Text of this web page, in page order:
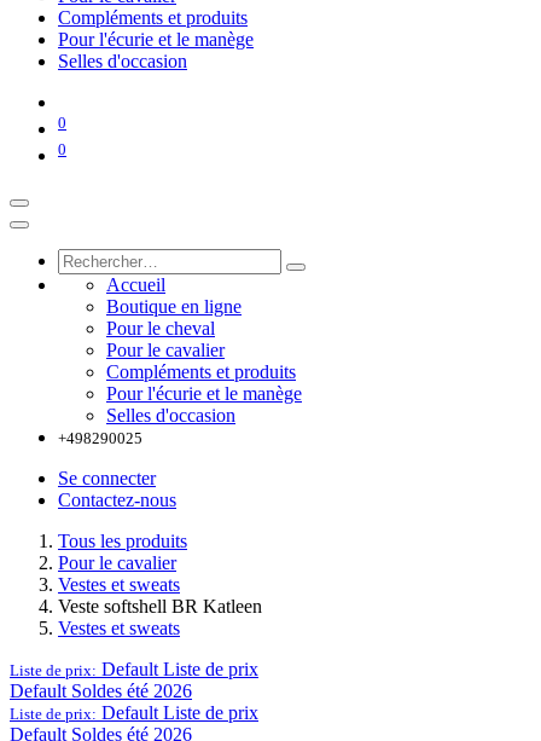
Compléments et produits
Pour l'écurie et le manège
Selles d'occasion
0
0
Accueil
Boutique en ligne
Pour le cheval
Pour le cavalier
Compléments et produits
Pour l'écurie et le manège
Selles d'occasion
+498290025
Se connecter
Contactez-nous
Tous les produits
Pour le cavalier
Vestes et sweats
Veste softshell BR Katleen
Vestes et sweats
Liste de prix: Default Liste de prix
Default Soldes été 2026
Liste de prix: Default Liste de prix
Default Soldes été 2026